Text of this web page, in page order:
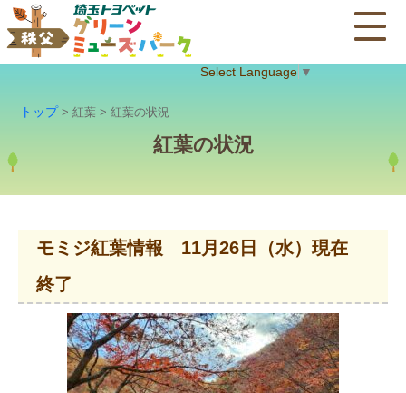
Select Language ▼
トップ > 紅葉 > 紅葉の状況
紅葉の状況
モミジ紅葉情報 11月26日（水）現在
終了